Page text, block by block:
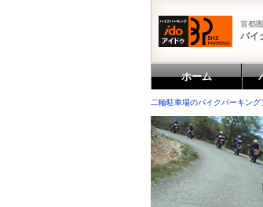
首都
バイ
ホーム
二輪駐車場のバイクパーキン